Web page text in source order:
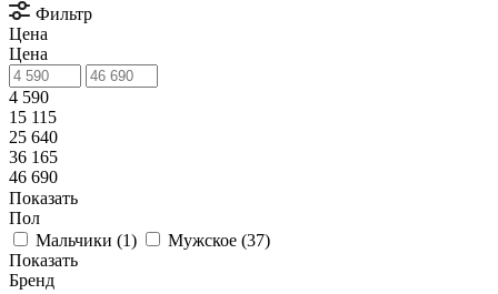
Фильтр
Цена
Цена
4 590
15 115
25 640
36 165
46 690
Показать
Пол
Мальчики (1) Мужское (37)
Показать
Бренд